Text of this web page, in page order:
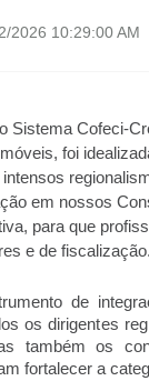
2026 10:29:00 AM
Sistema Cofeci-
foi
em nossos
para que
e de
de
os dirigentes
também os
fortalecer a